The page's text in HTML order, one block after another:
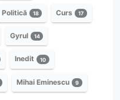
Politică 18 Curs 17
Gyrul 14
Inedit 10
Mihai Eminescu 9